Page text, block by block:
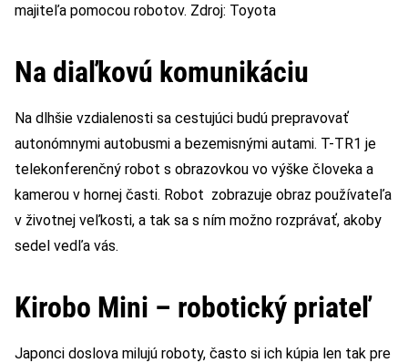
majiteľa pomocou robotov. Zdroj: Toyota
Na diaľkovú komunikáciu
Na dlhšie vzdialenosti sa cestujúci budú prepravovať
autonómnymi autobusmi a bezemisnými autami. T-TR1 je
telekonferenčný robot s obrazovkou vo výške človeka a
kamerou v hornej časti. Robot zobrazuje obraz používateľa
v životnej veľkosti, a tak sa s ním možno rozprávať, akoby
sedel vedľa vás.
Kirobo Mini – robotický priateľ
Japonci doslova milujú roboty, často si ich kúpia len tak pre